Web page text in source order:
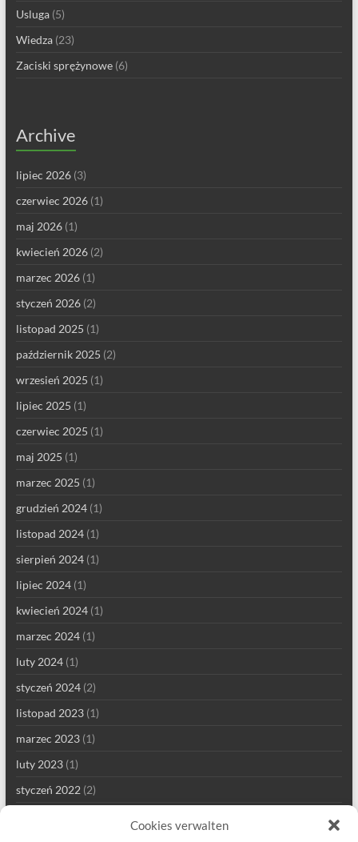
Cookies verwalten
Usluga(5)
Wiedza(23)
Zaciski sprężynowe(6)
Archive
lipiec 2026(3)
czerwiec 2026(1)
maj 2026(1)
kwiecień 2026(2)
marzec 2026(1)
styczeń 2026(2)
listopad 2025 (1)
październik 2025 (2)
wrzesień 2025 (1)
lipiec 2025 (1)
czerwiec 2025 (1)
maj 2025 (1)
marzec 2025 (1)
grudzień 2024(1)
listopad 2024(1)
sierpień 2024(1)
lipiec 2024(1)
kwiecień 2024(1)
marzec 2024(1)
luty 2024(1)
styczeń 2024(2)
listopad 2023(1)
marzec 2023(1)
luty 2023(1)
styczeń 2022(2)